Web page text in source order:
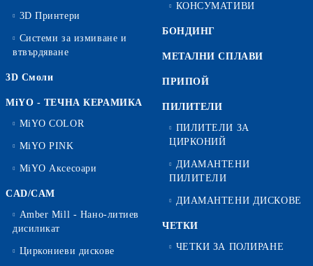
3D Принтери
Системи за измиване и
втвърдяване
3D Смоли
MiYO - ТЕЧНА КЕРАМИКА
MiYO COLOR
MiYO PINK
MiYO Аксесоари
CAD/CAM
Amber Mill - Нано-литиев
дисиликат
Циркониеви дискове
КОНСУМАТИВИ
БОНДИНГ
МЕТАЛНИ СПЛАВИ
ПРИПОЙ
ПИЛИТЕЛИ
ПИЛИТЕЛИ ЗА
ЦИРКОНИЙ
ДИАМАНТЕНИ
ПИЛИТЕЛИ
ДИАМАНТЕНИ ДИСКОВЕ
ЧЕТКИ
ЧЕТКИ ЗА ПОЛИРАНЕ